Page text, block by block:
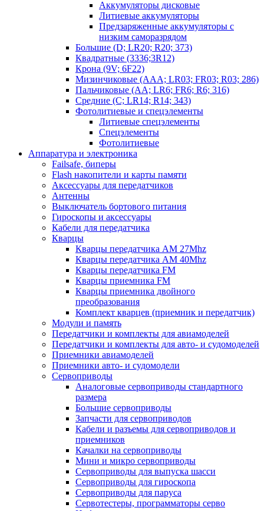
Аккумуляторы дисковые
Литиевые аккумуляторы
Предзаряженные аккумуляторы с
низким саморазрядом
Большие (D; LR20; R20; 373)
Квадратные (3336;3R12)
Крона (9V; 6F22)
Мизинчиковые (AAA; LR03; FR03; R03; 286)
Пальчиковые (AA; LR6; FR6; R6; 316)
Средние (C; LR14; R14; 343)
Фотолитиевые и спецэлементы
Литиевые спецэлементы
Спецэлементы
Фотолитиевые
Аппаратура и электроника
Failsafe, биперы
Flash накопители и карты памяти
Аксессуары для передатчиков
Антенны
Выключатель бортового питания
Гироскопы и аксессуары
Кабели для передатчика
Кварцы
Кварцы передатчика AM 27Mhz
Кварцы передатчика AM 40Mhz
Кварцы передатчика FM
Кварцы приемника FM
Кварцы приемника двойного
преобразования
Комплект кварцев (приемник и передатчик)
Модули и память
Передатчики и комплекты для авиамоделей
Передатчики и комплекты для авто- и судомоделей
Приемники авиамоделей
Приемники авто- и судомодели
Сервоприводы
Аналоговые сервоприводы стандартного
размера
Большие сервоприводы
Запчасти для сервоприводов
Кабели и разъемы для сервоприводов и
приемников
Качалки на сервоприводы
Мини и микро сервоприводы
Сервоприводы для выпуска шасси
Сервоприводы для гироскопа
Сервоприводы для паруса
Сервотестеры, программаторы серво